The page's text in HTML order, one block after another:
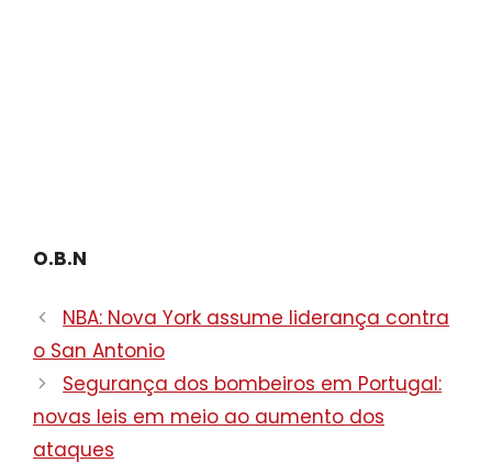
O.B.N
NBA: Nova York assume liderança contra
o San Antonio
Segurança dos bombeiros em Portugal:
novas leis em meio ao aumento dos
ataques